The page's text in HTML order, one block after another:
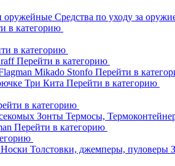
оружейные Средства по уходу за
в категорию
в категорию
Перейти в категорию
Mikado Stonfo Перейти в
Три Кита Перейти в категорию
в категорию
Зонты Термосы,
Перейти в категорию
Носки Толстовки, джемперы, пуловеры